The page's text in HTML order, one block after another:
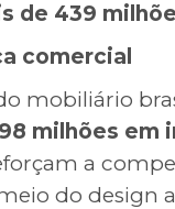
de 439
comercial
mobiliário
milhões em
a
do design